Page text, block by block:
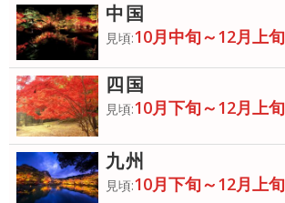
中国
見頃:10月中旬～12月上旬
四国
見頃:10月下旬～12月上旬
九州
見頃:10月下旬～12月上旬